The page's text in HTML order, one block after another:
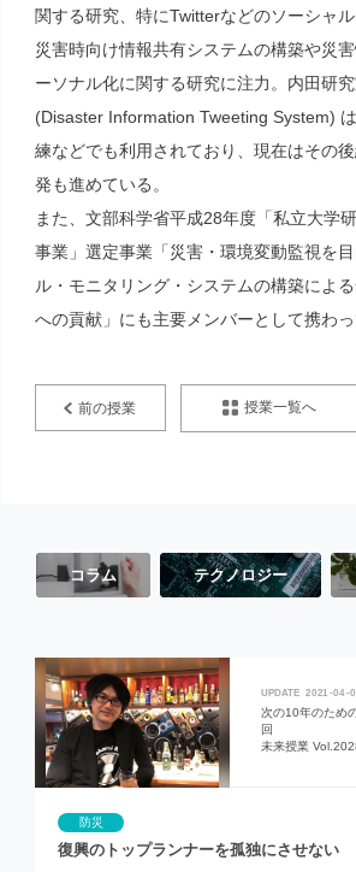
関する研究、特にTwitterなどのソーシャ
災害時向け情報共有システムの構築や災
ーソナル化に関する研究に注力。内田研
(Disaster Information Tweeting System)
練などでも利用されており、現在はその
発も進めている。
また、文部科学省平成28年度「私立大学
事業」選定事業「災害・環境変動監視を
ル・モニタリング・システムの構築によ
への貢献」にも主要メンバーとして携わっ
前の授業 授業一覧へ
コラム テクノロジー
2021 04
次の10年のため
回
未来授業
防災
復興のトップランナーを孤独にさせない